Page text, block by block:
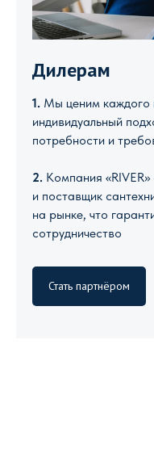
Дилерам
1. Мы ценим каждого
индивидуальный
потребности и
2. Компания
и поставщик
на рынке, что
сотрудничество
Стать партнёром